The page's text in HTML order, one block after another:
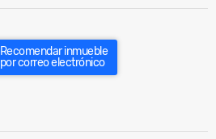
Recomendar inmueble
por correo electrónico